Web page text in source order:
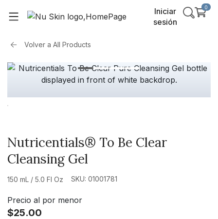
Iniciar
sesión
0
Volver a All Products
Nutricentials® To Be Clear
Cleansing Gel
150 mL / 5.0 Fl Oz SKU: 01001781
Precio al por menor
$25.00